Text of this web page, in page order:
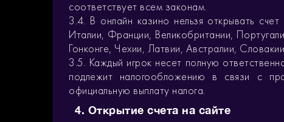
соответствует всем законам.
3.4. В онлайн казино нельзя открывать
Италии, Франции, Великобритании,
Гонконге, Чехии, Латвии, Австралии,
3.5. Каждый игрок несет полную
подлежит налогообложению в связи с
официальную выплату налога.
4. Открытие счета на сайте